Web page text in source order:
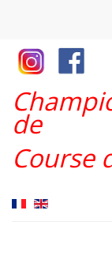
de
Course